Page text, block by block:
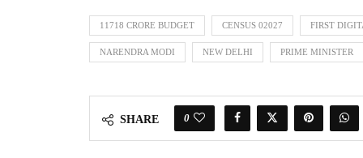
11718 CRORE BUDGET CENSUS 02027 FIRST
NARENDRA MODI NEW DELHI PRIME MINISTER
SHARE 0